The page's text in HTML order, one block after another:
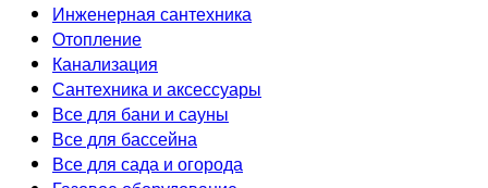
Инженерная сантехника
Отопление
Канализация
Сантехника и аксессуары
Все для бани и сауны
Все для бассейна
Все для сада и огорода